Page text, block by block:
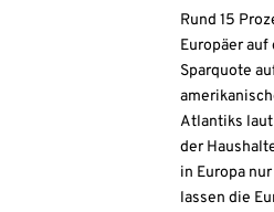
Rund 15
Europäer
Sparquote
Atlantiks
der
in Europa
lassen die